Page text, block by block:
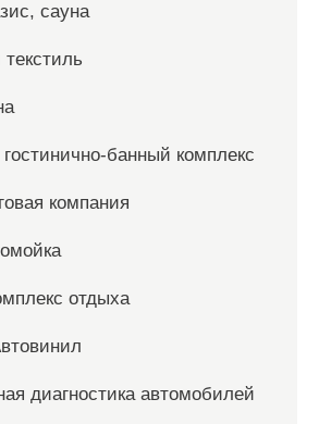
сауна
банный комплекс
компания
отдыха
диагностика автомобилей